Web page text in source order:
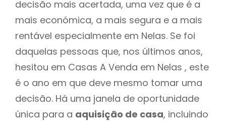
decisão mais acertada, uma vez que é a
mais económica, a mais segura e a mais
rentável especialmente em Nelas. Se foi
daquelas pessoas que, nos últimos anos,
hesitou em Casas A Venda em Nelas , este
é o ano em que deve mesmo tomar uma
decisão. Há uma janela de oportunidade
única para a aquisição de casa, incluindo